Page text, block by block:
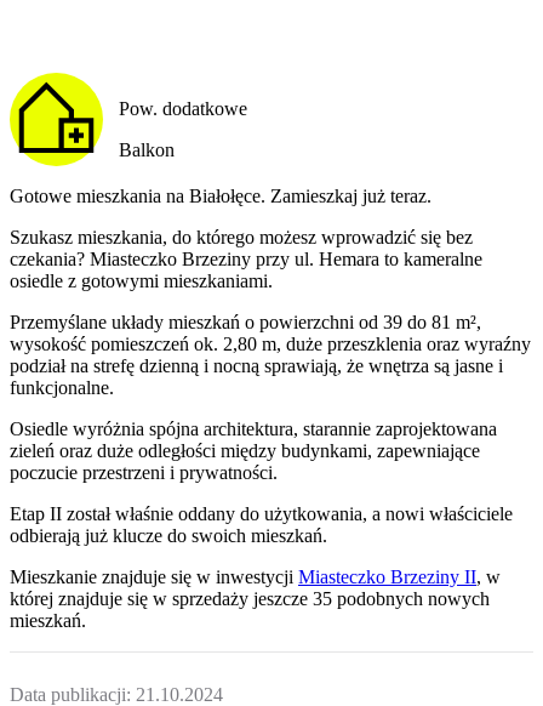
Pow. dodatkowe
Balkon
Gotowe mieszkania na Białołęce. Zamieszkaj już teraz.
Szukasz mieszkania, do którego możesz wprowadzić się bez
czekania? Miasteczko Brzeziny przy ul. Hemara to kameralne
osiedle z gotowymi mieszkaniami.
Przemyślane układy mieszkań o powierzchni od 39 do 81 m²,
wysokość pomieszczeń ok. 2,80 m, duże przeszklenia oraz wyraźny
podział na strefę dzienną i nocną sprawiają, że wnętrza są jasne i
funkcjonalne.
Osiedle wyróżnia spójna architektura, starannie zaprojektowana
zieleń oraz duże odległości między budynkami, zapewniające
poczucie przestrzeni i prywatności.
Etap II został właśnie oddany do użytkowania, a nowi właściciele
odbierają już klucze do swoich mieszkań.
Mieszkanie znajduje się w inwestycji Miasteczko Brzeziny II, w
której znajduje się w sprzedaży jeszcze 35 podobnych nowych
mieszkań.
Data publikacji: 21.10.2024